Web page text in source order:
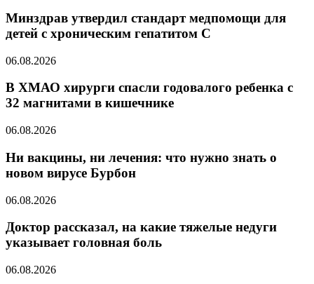
Минздрав утвердил стандарт медпомощи для
детей с хроническим гепатитом С
06.08.2026
В ХМАО хирурги спасли годовалого ребенка с
32 магнитами в кишечнике
06.08.2026
Ни вакцины, ни лечения: что нужно знать о
новом вирусе Бурбон
06.08.2026
Доктор рассказал, на какие тяжелые недуги
указывает головная боль
06.08.2026